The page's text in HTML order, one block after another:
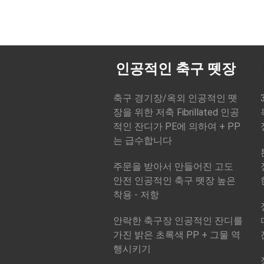
인공적인 축구 뗏장
축구 경기장/옥외 인공적인 뗏
장을 위한 저축 Fibrillated 인공
적인 잔디가 PE에 의하여 + PP
는 급수합니다
주문을 받아서 만들어진 고도
안전 인공적인 축구 뗏장 높은
착용 - 저항
안락한 축구장 인공적인 잔디를
가진 밝은 초록색 PP + 그물 역
행시키기